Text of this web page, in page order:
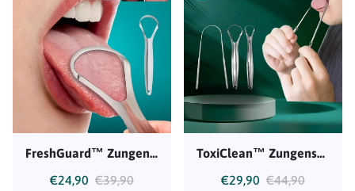
FreshGuard™ Zungenreiniger
€24,90 €39,90
ToxiClean™ Zungenschaber
€29,90 €44,90